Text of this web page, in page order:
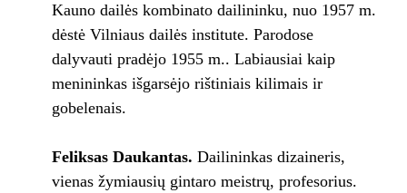
Kauno dailės kombinato dailininku, nuo 1957 m.
dėstė Vilniaus dailės institute. Parodose
dalyvauti pradėjo 1955 m.. Labiausiai kaip
menininkas išgarsėjo rištiniais kilimais ir
gobelenais.
Feliksas Daukantas. Dailininkas dizaineris,
vienas žymiausių gintaro meistrų, profesorius.